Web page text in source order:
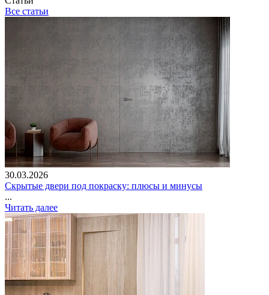
Все статьи
30.03.2026
Скрытые двери под покраску: плюсы и минусы
...
Читать далее